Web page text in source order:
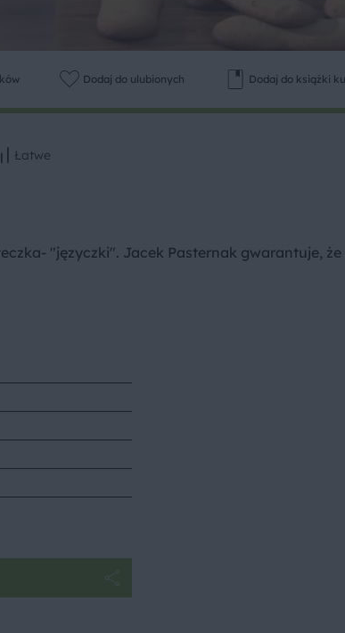
Dodaj do ulubionych Dodaj do książki
Łatwe
"języczki". Jacek Pasternak gwarantuje,